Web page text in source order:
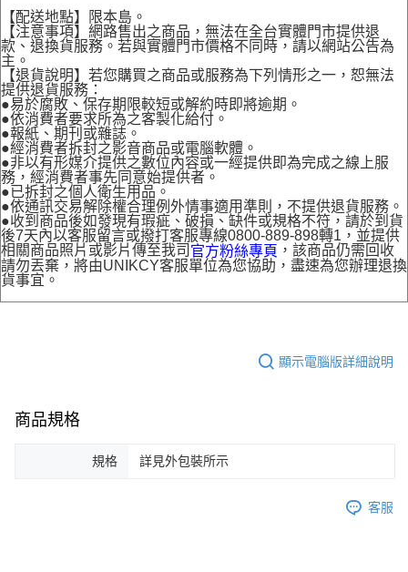
【配送地點】限本島。
【注意事項】網路售出之商品，無法在全台實體門市提供退
款、退換貨服務。若與實體門市價格不同時，請以網站公告為
主。
【退貨說明】若您購買之商品或服務為下列情形之一，恕無法
提供退貨服務：
●易於腐敗、保存期限較短或解約時即將逾期。
●依消費者要求所為之客製化給付。
●報紙、期刊或雜誌。
●經消費者拆封之影音商品或電腦軟體。
●非以有形媒介提供之數位內容或一經提供即為完成之線上服
務，經消費者事先同意始提供者。
●已拆封之個人衛生用品。
●依通訊交易解除權合理例外情事適用準則，不提供退貨服務。
●收到商品後如發現有瑕疵、破損、缺件或規格不符，請於到貨
後7天內以客服留言或撥打客服專線0800-889-898轉1，並提供
相關商品照片或影片傳至我司 官方粉絲專頁 ，該商品仍需回收
請勿丟棄，將由UNIKCY客服單位為您協助，盡速為您辦理退換
貨事宜。
顯示電腦版詳細說明
商品規格
規格 詳見外包裝所示
客服